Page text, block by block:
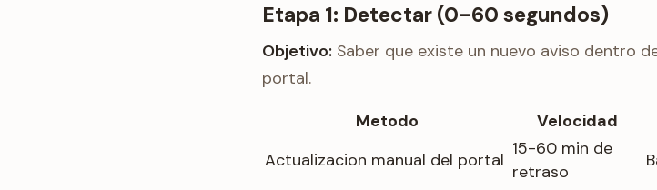
Etapa 1: Detectar (0-60 segundos)
Objetivo: Saber que existe un nuevo aviso dentro
portal.
Metodo
Velocidad
Actualizacion manual del portal
15-60 min de
retraso